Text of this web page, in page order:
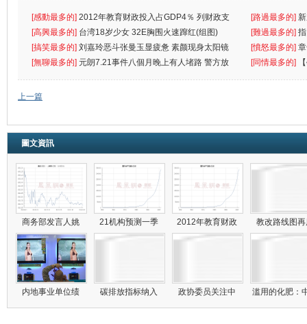
[感動最多的] 2012年教育财政投入占GDP4％ 列财政支
出首位
[路過最多的]
[高興最多的] 台湾18岁少女 32E胸围火速蹿红(组图) [難過最多的]
罪
[搞笑最多的] 刘嘉玲恶斗张曼玉显疲惫 素颜现身太阳镜
遮
[憤怒最多的]
[無聊最多的] 元朗7.21事件八個月晚上有人堵路 警方放
催
[同情最多的]
敗
上一篇
圖文資訊
商务部发言人姚 21机构预测一季 2012年教育财政 教改路线图
内地事业单位绩 碳排放指标纳入 政协委员关注中 滥用的化肥：